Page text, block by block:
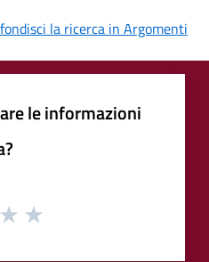
la ricerca in Argomenti
le informazioni